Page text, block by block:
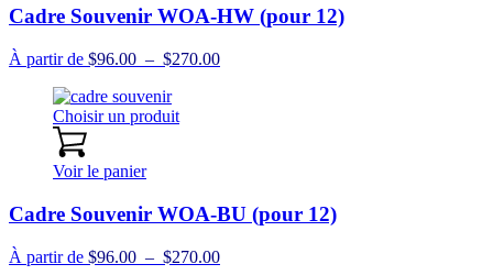
Cadre Souvenir WOA-HW (pour 12)
À partir de $96.00 – $270.00Plage
Choisir un produit
Voir le panier
Cadre Souvenir WOA-BU (pour 12)
À partir de $96.00 – $270.00Plage